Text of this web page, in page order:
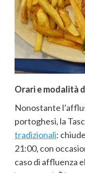
Orari e modalità
Nonostante
portoghesi, la
tradizionali:
21:00, con
caso di affluenza